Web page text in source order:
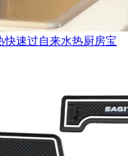
快速过自来水热厨房宝